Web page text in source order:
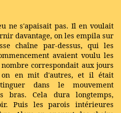
ne s'apaisait pas. Il en voulait
davantage, on les empila sur
chaîne par-dessus, qui les
avaient voulu les
correspondait aux jours
on en mit d'autres, et il était
dans le mouvement
bras. Cela dura longtemps,
Puis les parois intérieures